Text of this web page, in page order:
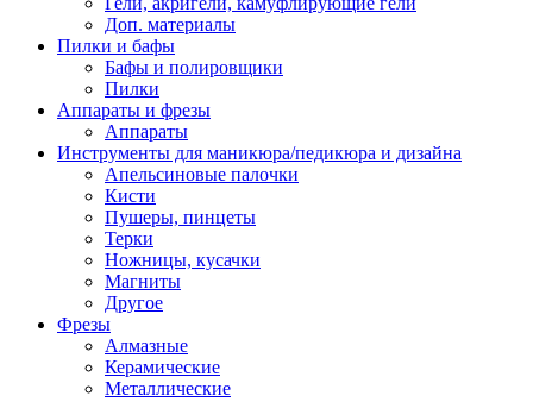
Доп. материалы
Пилки и бафы
Бафы и полировщики
Пилки
Аппараты и фрезы
Аппараты
Инструменты для маникюра/педикюра и дизайна
Апельсиновые палочки
Кисти
Пушеры, пинцеты
Терки
Ножницы, кусачки
Магниты
Другое
Фрезы
Алмазные
Керамические
Металлические